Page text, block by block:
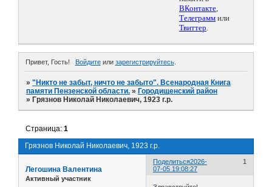
ВКонтакте,
Телеграмм или
Твиттер.
Привет, Гость! Войдитеили зарегистрируйтесь.
»"Никто не забыт, ничто не забыто". Всенародная Книга
памяти Пензенской области. » Городищенский район
» Грязнов Николай Николаевич, 1923 г.р.
Грязнов Николай Николаевич, 1923 г.р.
Страница:1
Поделиться 1
2026-
07-05 19:08:27
Легошина Валентина
Активный участник